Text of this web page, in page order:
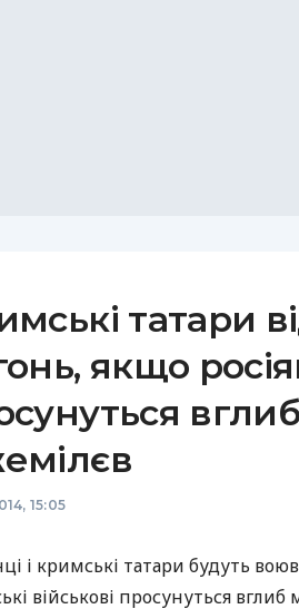
татари
якщо
15:05
і кримські татари будуть
військові просунуться